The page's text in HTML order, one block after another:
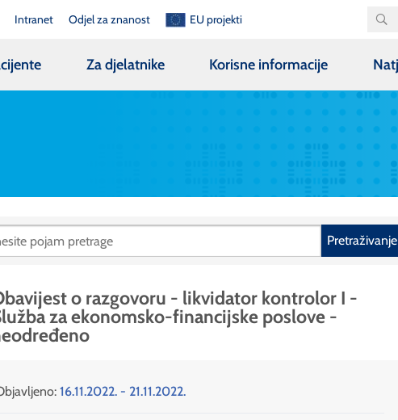
Intranet Odjel za znanost EU projekti
Za djelatnike Korisne informacije
Pretraživanje
o razgovoru - likvidator kontrolor I -
za ekonomsko-financijske poslove -
16.11.2022. - 21.11.2022.